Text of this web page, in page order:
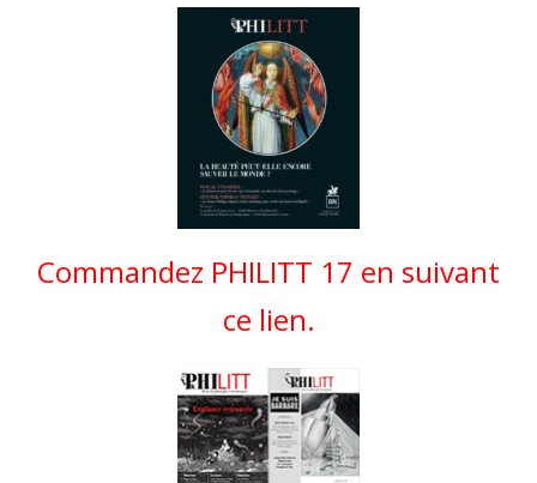
Commandez PHILITT 17 en suivant
ce lien.